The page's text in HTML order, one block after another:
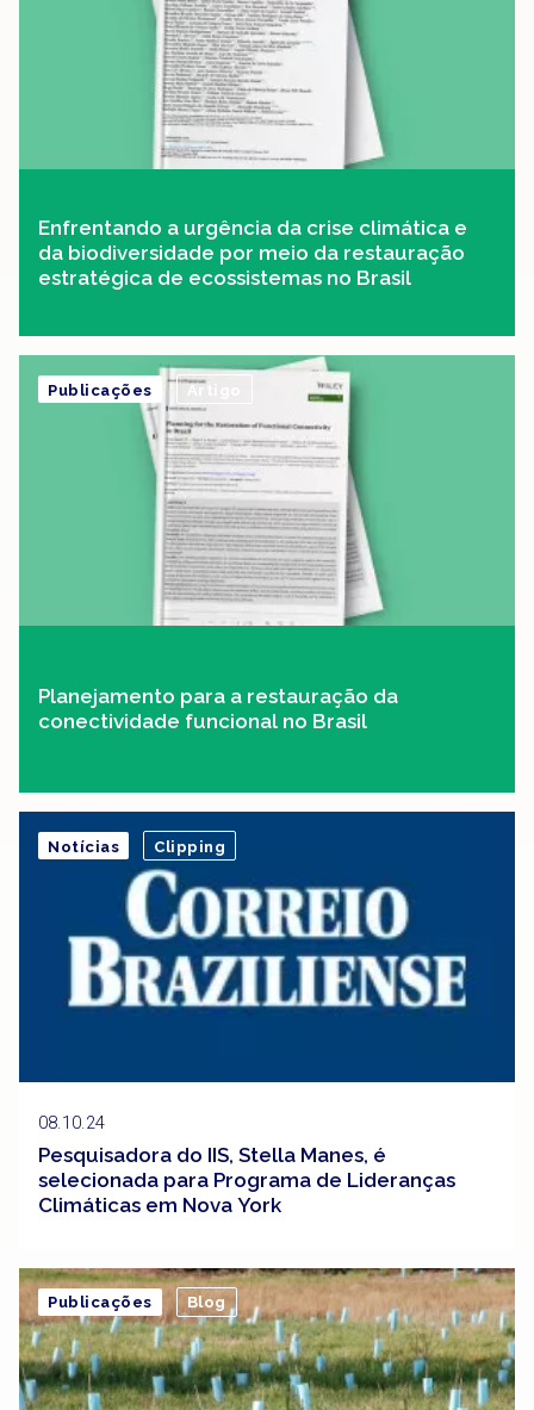
Enfrentando a urgência da crise climática e
da biodiversidade por meio da restauração
estratégica de ecossistemas no Brasil
Planejamento para a restauração da
conectividade funcional no Brasil
Publicações
08.10.24
Pesquisadora do IIS, Stella Manes, é
selecionada para Programa de Lideranças
Climáticas em Nova York
Notícias Clipping
Publicações Blog